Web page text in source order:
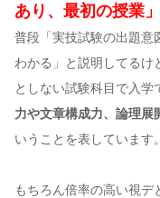
あり、最初の授業」
普段「実技試験の出題意
わかる」と説明してるけ
としない試験科目で入学
力や文章構成力、論理展
いうことを表しています。
もちろん倍率の高い視